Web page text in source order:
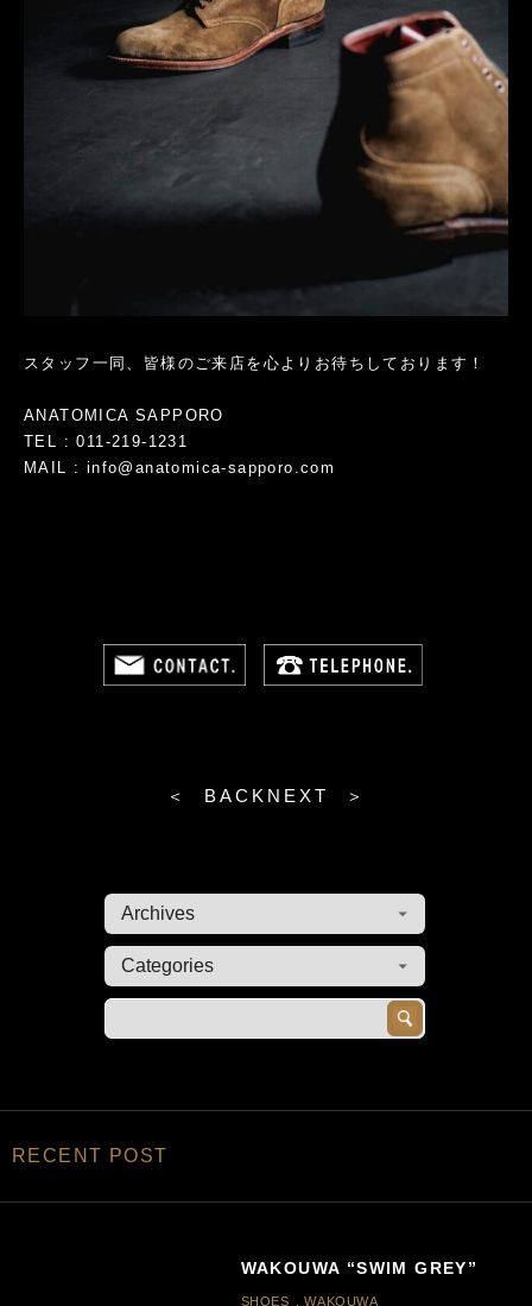
スタッフ一同、皆様のご来店を心よりお待ちしております！
ANATOMICA SAPPORO
TEL : 011-219-1231
MAIL : info@anatomica-sapporo.com
＜ BACK NEXT ＞
RECENT POST
WAKOUWA “SWIM GREY”
SHOES ,WAKOUWA